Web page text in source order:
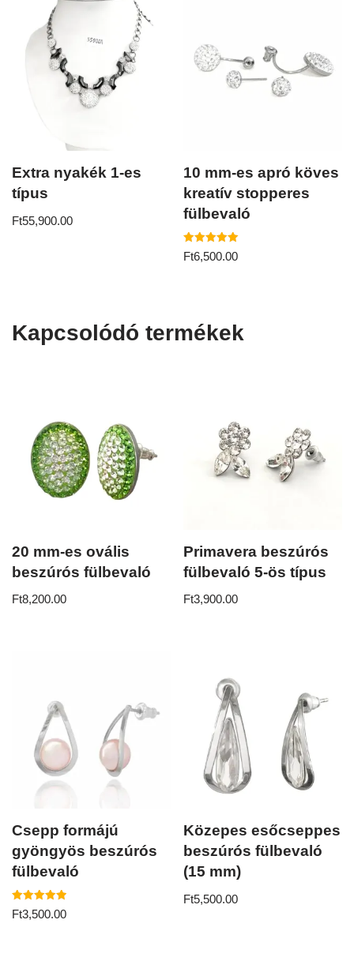
Extra nyakék 1-es
típus
Ft55,900.00
10 mm-es apró köves
kreatív stopperes
fülbevaló
Értékelés:
5.00
Ft6,500.00
Kapcsolódó termékek
20 mm-es ovális
beszúrós fülbevaló
Ft8,200.00
Primavera beszúrós
fülbevaló 5-ös típus
Ft3,900.00
Csepp formájú
gyöngyös beszúrós
fülbevaló
Értékelés:
5.00
Ft3,500.00
Közepes esőcseppes
beszúrós fülbevaló
(15 mm)
Ft5,500.00